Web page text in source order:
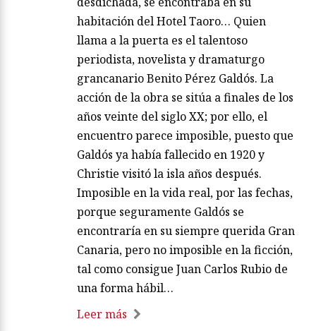
habitación del Hotel Taoro… Quien
llama a la puerta es el talentoso
periodista, novelista y dramaturgo
grancanario Benito Pérez Galdós. La
acción de la obra se sitúa a finales de los
años veinte del siglo XX; por ello, el
encuentro parece imposible, puesto que
Galdós ya había fallecido en 1920 y
Christie visitó la isla años después.
Imposible en la vida real, por las fechas,
porque seguramente Galdós se
encontraría en su siempre querida Gran
Canaria, pero no imposible en la ficción,
tal como consigue Juan Carlos Rubio de
una forma hábil…
Leer más